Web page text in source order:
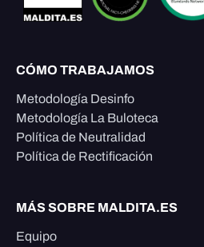
CÓMO TRABAJAMOS
Metodología Desinfo
Metodología La Buloteca
Política de Neutralidad
Política de Rectificación
MÁS SOBRE MALDITA.ES
Equipo